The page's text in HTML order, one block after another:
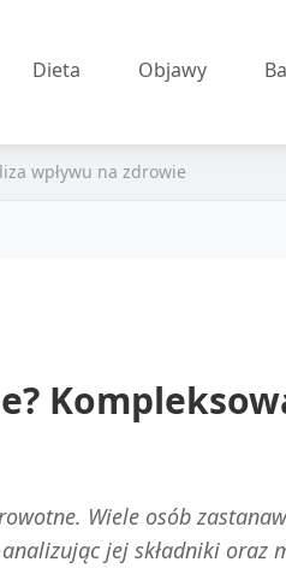
Dieta Objawy
wpływu na zdrowie
Wiele osób
jej składniki oraz